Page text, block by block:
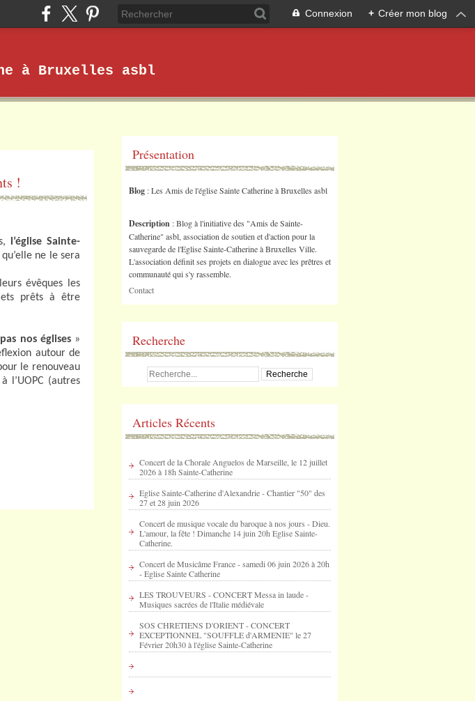
Connexion + Créer mon blog
à Bruxelles asbl
!
l’église Sainte-
ne le sera
évêques les
prêts à être
nos églises »
autour de
le renouveau
l’UOPC (autres
Présentation
Blog : Les Amis de l'église Sainte Catherine à Bruxelles asbl
Description : Blog à l'initiative des "Amis de Sainte-
Catherine" asbl, association de soutien et d'action pour la
sauvegarde de l'Eglise Sainte-Catherine à Bruxelles Ville.
L'association définit ses projets en dialogue avec les prêtres et
communauté qui s'y rassemble.
Contact
Recherche
Articles Récents
Concert de la Chorale Anguelos de Marseille, le 12 juillet
2026 à 18h Sainte-Catherine
Eglise Sainte-Catherine d'Alexandrie - Chantier "50" des
27 et 28 juin 2026
Concert de musique vocale du baroque à nos jours - Dieu.
L'amour, la fête ! Dimanche 14 juin 20h Eglise Sainte-
Catherine.
Concert de Musicâme France - samedi 06 juin 2026 à 20h
- Eglise Sainte Catherine
LES TROUVEURS - CONCERT Messa in laude -
Musiques sacrées de l'Italie médiévale
SOS CHRETIENS D'ORIENT - CONCERT
EXCEPTIONNEL "SOUFFLE d'ARMENIE" le 27
Février 20h30 à l'église Sainte-Catherine